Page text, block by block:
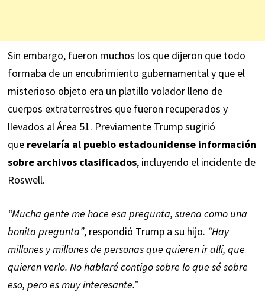
Sin embargo, fueron muchos los que dijeron que todo
formaba de un encubrimiento gubernamental y que el
misterioso objeto era un platillo volador lleno de
cuerpos extraterrestres que fueron recuperados y
llevados al Área 51. Previamente Trump sugirió
que revelaría al pueblo estadounidense información
sobre archivos clasificados, incluyendo el incidente de
Roswell.
“Mucha gente me hace esa pregunta, suena como una
bonita pregunta”, respondió Trump a su hijo. “Hay
millones y millones de personas que quieren ir allí, que
quieren verlo. No hablaré contigo sobre lo que sé sobre
eso, pero es muy interesante.”